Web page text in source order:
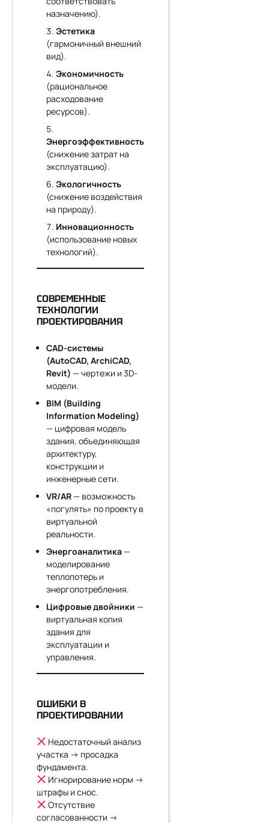
назначению).
Эстетика
(гармоничный внешний
вид).
Экономичность
(рациональное
расходование
ресурсов).
Энергоэффективность
(снижение затрат на
эксплуатацию).
Экологичность
(снижение воздействия
на природу).
Инновационность
(использование новых
технологий).
СОВРЕМЕННЫЕ
ТЕХНОЛОГИИ
ПРОЕКТИРОВАНИЯ
CAD-системы
(AutoCAD, ArchiCAD,
Revit) — чертежи и 3D-
модели.
BIM (Building
Information Modeling)
— цифровая модель
здания, объединяющая
архитектуру,
конструкции и
инженерные сети.
VR/AR— возможность
«погулять» по проекту в
виртуальной
реальности.
Энергоаналитика—
моделирование
теплопотерь и
энергопотребления.
Цифровые двойники —
виртуальная копия
здания для
эксплуатации и
управления.
ОШИБКИ В
ПРОЕКТИРОВАНИИ
Недостаточный анализ
участка → просадка
фундамента.
Игнорирование норм →
штрафы и снос.
Отсутствие
согласованности →